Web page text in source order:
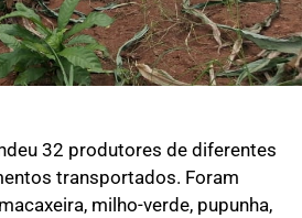
32 produtores de diferentes
transportados. Foram
milho-verde, pupunha,